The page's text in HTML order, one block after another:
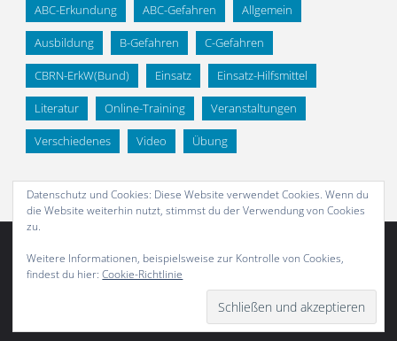
ABC-Erkundung ABC-Gefahren Allgemein
Ausbildung B-Gefahren C-Gefahren
CBRN-ErkW(Bund) Einsatz Einsatz-Hilfsmittel
Literatur Online-Training Veranstaltungen
Verschiedenes Video Übung
Fluida&WordPress.Abonnieren
Datenschutz und Cookies: Diese Website verwendet Cookies. Wenn du
die Website weiterhin nutzt, stimmst du der Verwendung von Cookies
zu.
Weitere Informationen, beispielsweise zur Kontrolle von Cookies,
findest du hier:Cookie-Richtlinie